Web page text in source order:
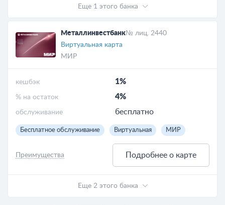
Еще 1 этого банка
Металлинвестбанк№ лиц. 2440
Виртуальная карта
МИР
1%
кешбэк
4%
% на остаток
бесплатно
обслуживание
Подробнее о карте
Преимущества
Бесплатное обслуживание Виртуальная МИР
Еще 2 этого банка